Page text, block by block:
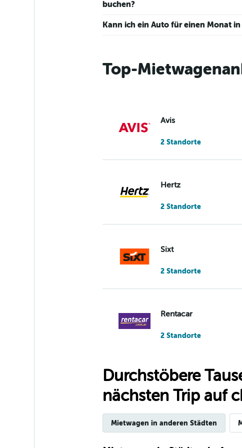
Range:
to
buchen?
Kann ich ein Auto für einen Monat
Top-
Avis
2 Standorte
Hertz
2 Standorte
Sixt
2 Standorte
Rentacar
2 Standorte
FIT Car Rental
2 Standorte
Durchstöbere
nächsten Trip auf
Mietwagen in anderen Städten